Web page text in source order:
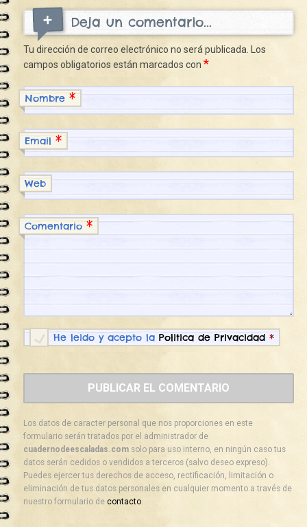
Deja un comentario...
Tu dirección de correo electrónico no será publicada.
Los
campos obligatorios están marcados con*
Nombre*
Email*
Web
Comentario*
He leido y acepto laPolitica de Privacidad *
Los datos de caracter personal que nos proporciones en este
formulario serán tratados por el administrador de
cuadernodeescaladas.com solo para uso interno, en ningún caso tus
datos serán cedidos o vendidos a terceros (salvo deseo expreso).
Puedes ejercer tus derechos de acceso, rectificación, limitación o
eliminación de tus datos personales en cualquier momento a través de
nuestro formulario decontacto.